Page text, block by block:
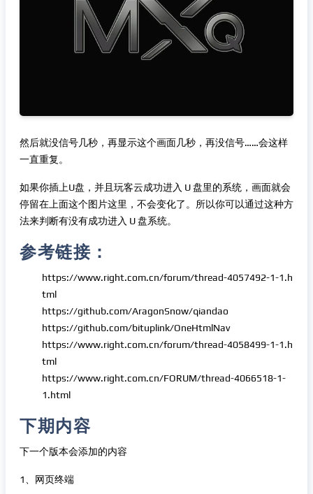
然后就没信号几秒，再显示这个画面几秒，再没信号……会这样
一直重复。
如果你插上U盘，并且玩客云成功进入 U 盘里的系统，画面就会
停留在上面这个图片这里，不会变化了。所以你可以通过这种方
法来判断有没有成功进入 U 盘系统。
参考链接：
https://www.right.com.cn/forum/thread-4057492-1-1.h
tml
https://github.com/AragonSnow/qiandao
https://github.com/bituplink/OneHtmlNav
https://www.right.com.cn/forum/thread-4058499-1-1.h
tml
https://www.right.com.cn/FORUM/thread-4066518-1-
1.html
下期内容
下一个版本会添加的内容
1、网页终端